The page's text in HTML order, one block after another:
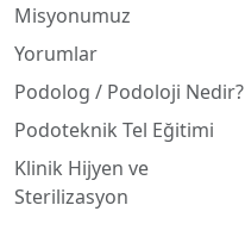
Misyonumuz
Yorumlar
Podolog / Podoloji Nedir?
Podoteknik Tel Eğitimi
Klinik Hijyen ve
Sterilizasyon